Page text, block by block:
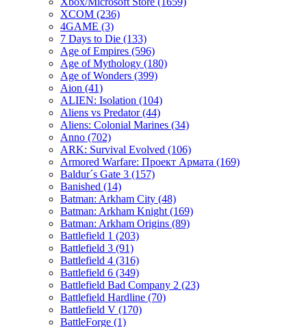
XCOM (236)
4GAME (3)
7 Days to Die (133)
Age of Empires (596)
Age of Mythology (180)
Age of Wonders (399)
Aion (41)
ALIEN: Isolation (104)
Aliens vs Predator(44)
Aliens: Colonial Marines (34)
Anno (702)
ARK: Survival Evolved (106)
Armored Warfare: Проект Армата (169)
Baldur´s Gate 3 (157)
Banished (14)
Batman: Arkham City (48)
Batman: Arkham Knight (169)
Batman: Arkham Origins (89)
Battlefield 1 (203)
Battlefield 3 (91)
Battlefield 4 (316)
Battlefield 6 (349)
Battlefield Bad Company 2 (23)
Battlefield Hardline (70)
Battlefield V (170)
BattleForge (1)